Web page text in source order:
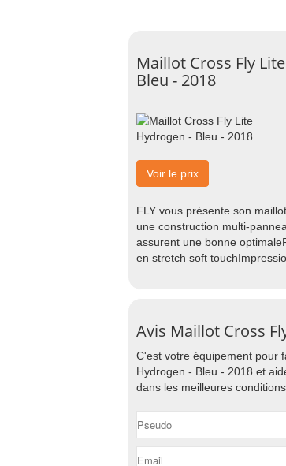
Maillot Cross Fly
Bleu - 2018
Voir le prix
FLY vous présente son
une construction multi-
assurent une bonne
en stretch soft
Avis Maillot Cross
C'est votre équipement pour
Hydrogen - Bleu - 2018 et
dans les meilleures